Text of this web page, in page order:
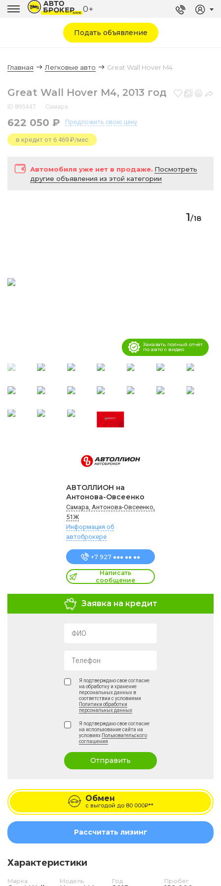
0+
Подать объявление
Главная Легковые авто Great Wall Hover M4
Great Wall Hover M4, 2013 год
ID 895447 Самара
622 050 ₽ Предложить свою цену
в кредит от 6 469 ₽/мес
Автомобиля уже нет в продаже. Посмотреть
другие объявления из этой категории
Заказать полный отчёт
по авто с видео
1/18
АВТОЛЛИОН на
Антонова-Овсеенко
Самара, Антонова-Овсеенко,
51Ж
Информация об
автоброкере
+7 927 ●●● ●● ●●
Написать
сообщение
Заявка на кредит
ФИО
Телефон
Я подтверждаю свое согласие
на обработку и хранение
персональных данных в
соответствии с условиями
Политики обработки
персональных данных
Я подтверждаю свое согласие
на использование сайта на
условиях Пользовательского
соглашения
Отправить
Обмен
с выгодой до 80 000₽**
Рассчитать лизинг
Характеристики
Марка Модель Год Пробег